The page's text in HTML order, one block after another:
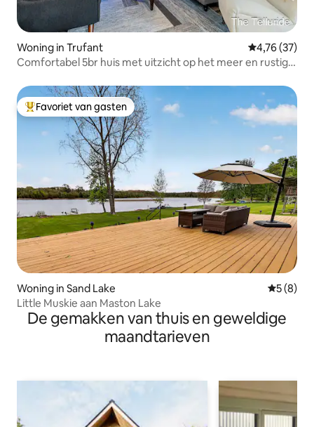
Woning in Trufant Gemiddelde
4,76 (37)
Comfortabel 5br huis met uitzicht op het meer en rustige
Topfavoriet van gasten
Favoriet van gasten
Woning in Sand Lake
5 (8)
Little Muskie aan Maston Lake
De gemakken van thuis en geweldige
maandtarieven